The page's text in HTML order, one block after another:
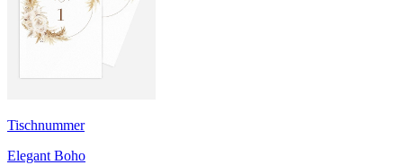
Tischnummer
Elegant Boho